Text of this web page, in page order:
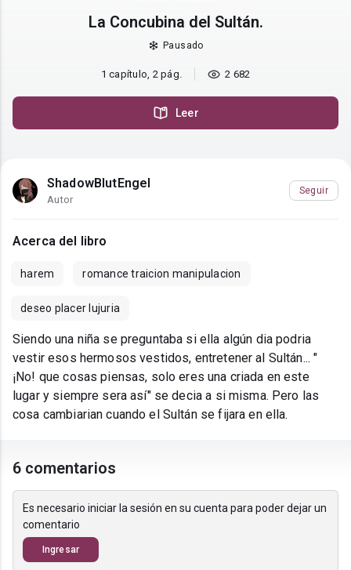
La Concubina del Sultán.
Pausado
1 capítulo, 2 pág. 2 682
Leer
ShadowBlutEngel
Autor
Seguir
Acerca del libro
harem romance traicion manipulacion
deseo placer lujuria
Siendo una niña se preguntaba si ella algún dia podria
vestir esos hermosos vestidos, entretener al Sultán... "
¡No! que cosas piensas, solo eres una criada en este
lugar y siempre sera así" se decia a si misma. Pero las
cosa cambiarian cuando el Sultán se fijara en ella.
6 comentarios
Es necesario iniciar la sesión en su cuenta para poder dejar un
comentario
Ingresar